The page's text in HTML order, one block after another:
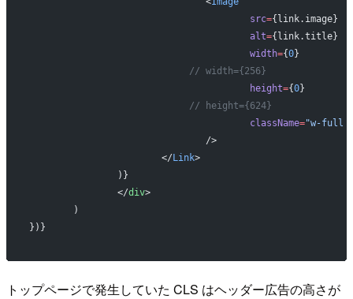
					src
={link.image}
					alt
={link.title}
					width
={0}
			     // width={256}
					height
={0}
			     // height={624}
					className
="w-full
				/>
			</
Link>
		)}
		</
div>
	)
})}
トップページで発生していた CLS はヘッダー広告の高さが